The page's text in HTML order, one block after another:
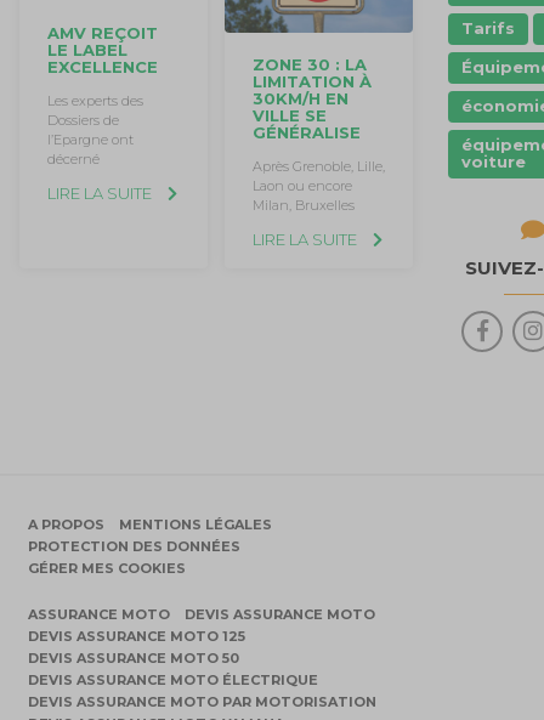
AMV REÇOIT
LE LABEL
EXCELLENCE
Les experts des
Dossiers de
l’Epargne ont
décerné
LIRE LA SUITE
ZONE 30 : LA
LIMITATION À
30KM/H EN
VILLE SE
GÉNÉRALISE
Après Grenoble, Lille,
Laon ou encore
Milan, Bruxelles
LIRE LA SUITE
Tarifs
voiture
A PROPOS
MENTIONS LÉGALES
PROTECTION DES DONNÉES
GÉRER MES COOKIES
ASSURANCE MOTO
DEVIS ASSURANCE MOTO
DEVIS ASSURANCE MOTO 125
DEVIS ASSURANCE MOTO 50
DEVIS ASSURANCE MOTO ÉLECTRIQUE
DEVIS ASSURANCE MOTO PAR MOTORISATION